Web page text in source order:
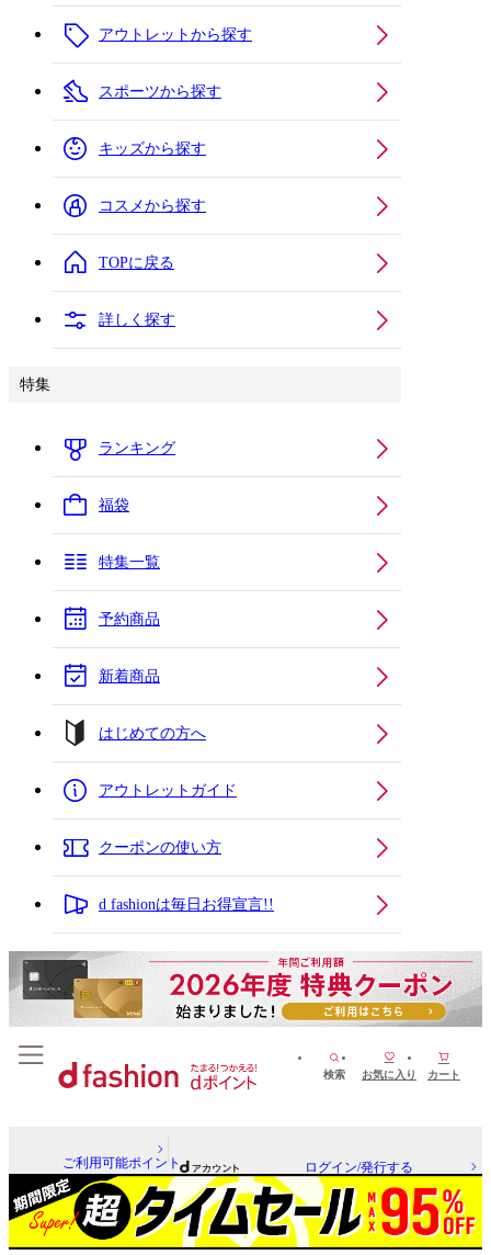
アウトレットから探す
スポーツから探す
キッズから探す
コスメから探す
TOPに戻る
詳しく探す
特集
ランキング
福袋
特集一覧
予約商品
新着商品
はじめての方へ
アウトレットガイド
クーポンの使い方
d fashionは毎日お得宣言!!
検索 お気に入り カート
ご利用可能ポイント ログイン/発行する